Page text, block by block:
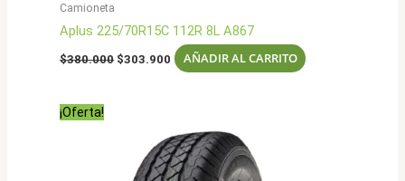
Camioneta
Aplus 225/70R15C 112R 8L A867
$380.000 El
$303.900 El
precio
AÑADIR AL CARRITO
¡Oferta!